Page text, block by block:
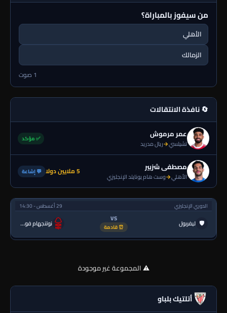
من سيفوز بالمباراة؟
الأهلي
الزمالك
1 صوت
🔄 نافذة الانتقالات
عمر مرموش
تشيلسي→ريال مدريد
✅ مؤكد
مصطفى شزبير
الأهلي→وست هام يونايتد الإنجليزي 5 ملايين دولا 💬 إشاعة
الدوري الإنجليزي 29 أغسطس - 14:30
🛡 ليفربول VS
⏰ قادمة نوتنجهام فورست
⚠️ المجموعة غير موجودة
أتلتيك بلباو